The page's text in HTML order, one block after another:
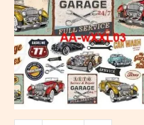
quantity